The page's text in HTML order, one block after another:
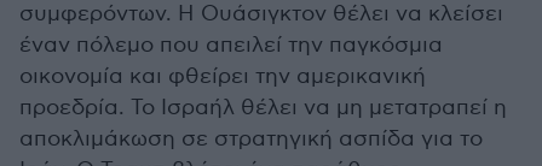
συμφερόντων. Η Ουάσιγκτον θέλει να κλείσει
έναν πόλεμο που απειλεί την παγκόσμια
οικονομία και φθείρει την αμερικανική
προεδρία. Το Ισραήλ θέλει να μη μετατραπεί η
αποκλιμάκωση σε στρατηγική ασπίδα για το